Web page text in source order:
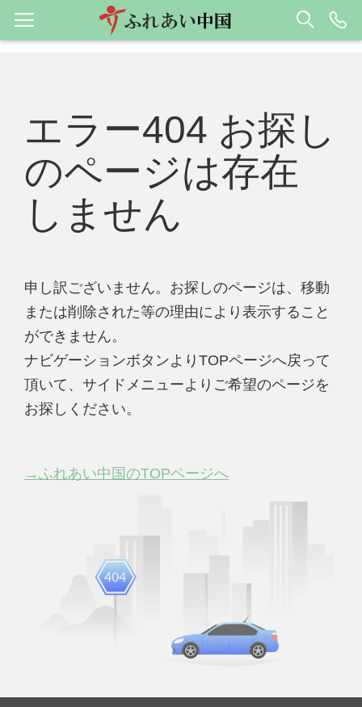
エラー404 お探し
のページは存在
しません
申し訳ございません。お探しのページは、移動
または削除された等の理由により表示すること
ができません。
ナビゲーションボタンよりTOPページへ戻って
頂いて、サイドメニューよりご希望のページを
お探しください。
→ふれあい中国のTOPページへ